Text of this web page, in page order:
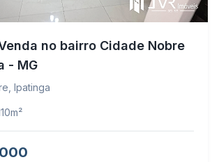
no bairro Cidade Nobre
- MG
, Ipatinga
m²